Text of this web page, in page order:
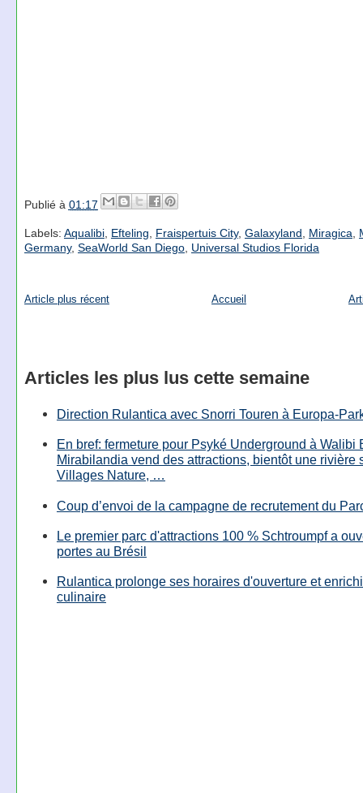
Publié à 01:17
Labels: Aqualibi, Efteling Fraispertuis City, Galaxyland Miragica
Germany, SeaWorld San Diego, Universal Studios Florida
Article plus récent Accueil
Articles les plus lus cette semaine
Direction Rulantica avec Snorri Touren à Europa-
En bref: fermeture pour Psyké Underground à Walibi
Mirabilandia vend des attractions, bientôt une rivière
Villages Nature, …
Coup d’envoi de la campagne de recrutement du
Le premier parc d'attractions 100 % Schtroumpf a
portes au Brésil
Rulantica prolonge ses horaires d'ouverture et
culinaire